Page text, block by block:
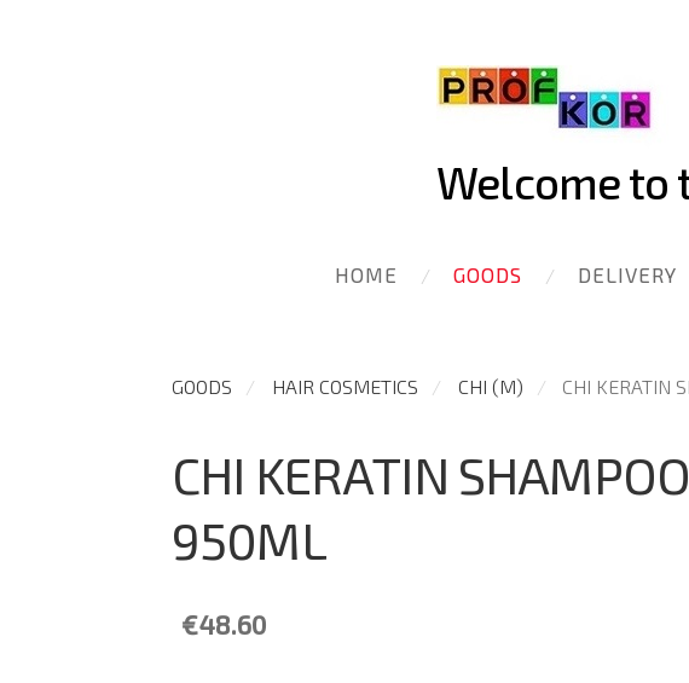
Welcome to
HOME GOODS DELIVERY
GOODS HAIR COSMETICS CHI (M) CHI KERATIN
CHI KERATIN SHAMPOO
950ML
€48.60